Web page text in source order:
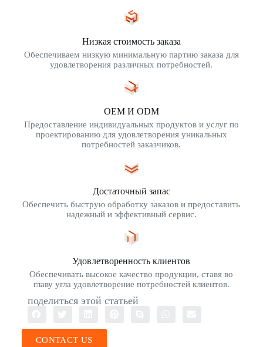
Низкая стоимость заказа
Обеспечиваем низкую минимальную партию заказа для
удовлетворения различных потребностей.
OEM И ODM
Предоставление индивидуальных продуктов и услуг по
проектированию для удовлетворения уникальных
потребностей заказчиков.
Достаточный запас
Обеспечить быструю обработку заказов и предоставить
надежный и эффективный сервис.
Удовлетворенность клиентов
Обеспечивать высокое качество продукции, ставя во
главу угла удовлетворение потребностей клиентов.
поделиться этой статьей
CONTACT US